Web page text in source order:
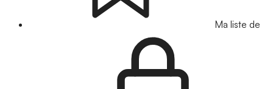
Ma liste de